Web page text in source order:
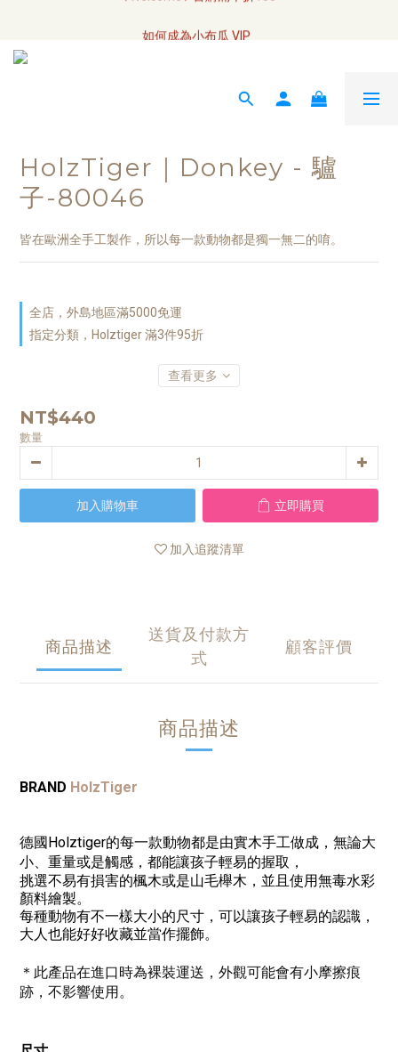
如何成為小布瓜 VIP
HolzTiger｜Donkey - 驢
子-80046
皆在歐洲全手工製作，所以每一款動物都是獨一無二的唷。
全店，外島地區滿5000免運
指定分類，Holztiger 滿3件95折
查看更多
NT$440
數量
加入購物車 立即購買
加入追蹤清單
商品描述
送貨及付款方
式
顧客評價
商品描述
BRAND HolzTiger
德國Holztiger的每一款動物都是由實木手工做成，無論大
小、重量或是觸感，都能讓孩子輕易的握取，
挑選不易有損害的楓木或是山毛櫸木， 並且使用無毒水彩
顏料繪製。
每種動物有不一樣大小的尺寸，可以讓孩子輕易的認識，
大人也能好好收藏並當作擺飾。
＊此產品在進口時為裸裝運送，外觀可能會有小摩擦痕
跡，不影響使用。